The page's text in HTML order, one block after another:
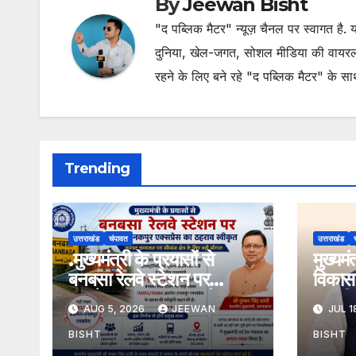
"द पब्लिक मैटर" न्यूज़ चैनल पर स्वागत है.
दुनिया, खेल-जगत, सोशल मीडिया की
रहने के लिए बने रहे "द पब्लिक मैटर" के
Trending
उत्तराखंड चंपावत
.मुख्यमंत्री के प्रयासों से
बनबसा रेलवे स्टेशन पर
अछनेरा-टनकपुर एक्सप्रेस का
ठहराव हुआ स्वीकृत
AUG 5, 2026 JEEWAN
BISHT
उत्तराखंड
मार्ग
JUL
BISHT